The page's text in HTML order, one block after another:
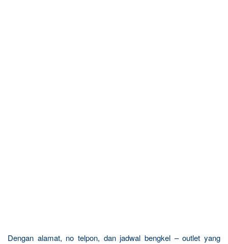
Dengan alamat, no telpon, dan jadwal bengkel – outlet yang